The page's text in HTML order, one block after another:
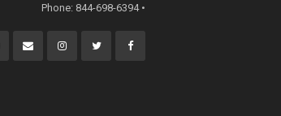
• Phone: 844-698-6394